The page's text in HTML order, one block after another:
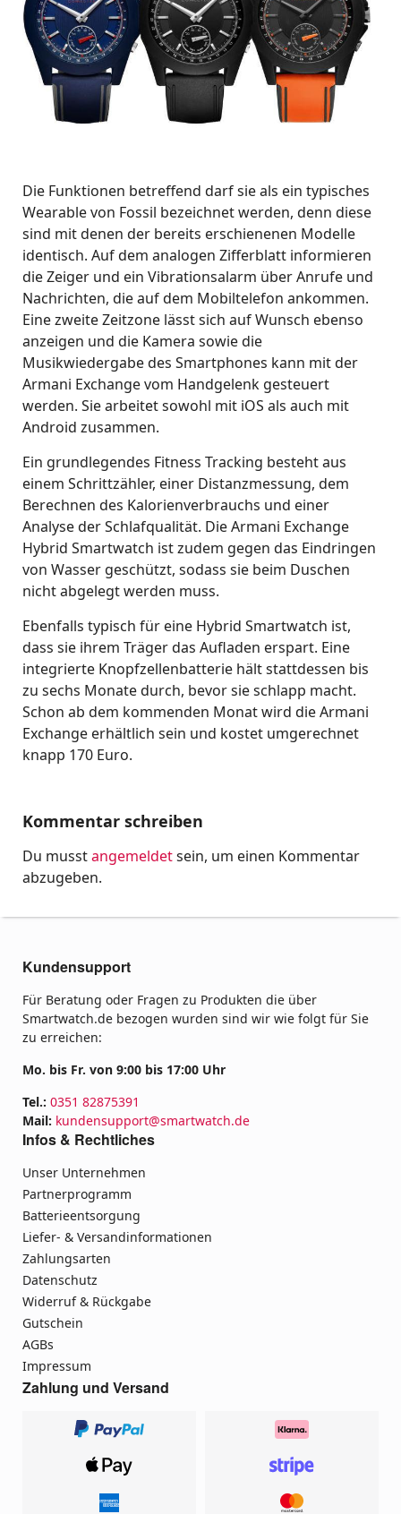
Die Funktionen betreffend darf sie als ein typisches
Wearable von Fossil bezeichnet werden, denn diese
sind mit denen der bereits erschienenen Modelle
identisch. Auf dem analogen Zifferblatt informieren
die Zeiger und ein Vibrationsalarm über Anrufe und
Nachrichten, die auf dem Mobiltelefon ankommen.
Eine zweite Zeitzone lässt sich auf Wunsch ebenso
anzeigen und die Kamera sowie die
Musikwiedergabe des Smartphones kann mit der
Armani Exchange vom Handgelenk gesteuert
werden. Sie arbeitet sowohl mit iOS als auch mit
Android zusammen.
Ein grundlegendes Fitness Tracking besteht aus
einem Schrittzähler, einer Distanzmessung, dem
Berechnen des Kalorienverbrauchs und einer
Analyse der Schlafqualität. Die Armani Exchange
Hybrid Smartwatch ist zudem gegen das Eindringen
von Wasser geschützt, sodass sie beim Duschen
nicht abgelegt werden muss.
Ebenfalls typisch für eine Hybrid Smartwatch ist,
dass sie ihrem Träger das Aufladen erspart. Eine
integrierte Knopfzellenbatterie hält stattdessen bis
zu sechs Monate durch, bevor sie schlapp macht.
Schon ab dem kommenden Monat wird die Armani
Exchange erhältlich sein und kostet umgerechnet
knapp 170 Euro.
Kommentar schreiben
Du musstangemeldetsein, um einen Kommentar
abzugeben.
Kundensupport
Für Beratung oder Fragen zu Produkten die über
Smartwatch.de bezogen wurden sind wir wie folgt für Sie
zu erreichen:
Mo. bis Fr. von 9:00 bis 17:00 Uhr
Tel.: 0351 82875391
Mail: kundensupport@smartwatch.de
Infos & Rechtliches
Unser Unternehmen
Partnerprogramm
Batterieentsorgung
Liefer- & Versandinformationen
Zahlungsarten
Datenschutz
Widerruf & Rückgabe
Gutschein
AGBs
Impressum
Zahlung und Versand